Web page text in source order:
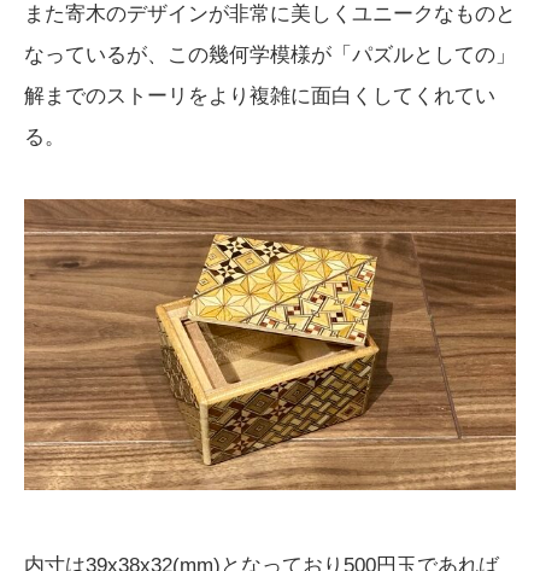
また寄木のデザインが非常に美しくユニークなものと
なっているが、この幾何学模様が「パズルとしての」
解までのストーリをより複雑に面白くしてくれてい
る。
内寸は39x38x32(mm)となっており500円玉であれば